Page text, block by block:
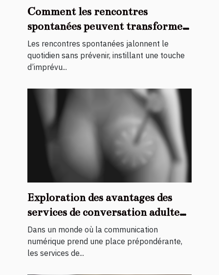
Comment les rencontres
spontanées peuvent transformer
votre quotidien ?
Les rencontres spontanées jalonnent le
quotidien sans prévenir, instillant une touche
d’imprévu...
Exploration des avantages des
services de conversation adulte
pour hommes
Dans un monde où la communication
numérique prend une place prépondérante,
les services de...